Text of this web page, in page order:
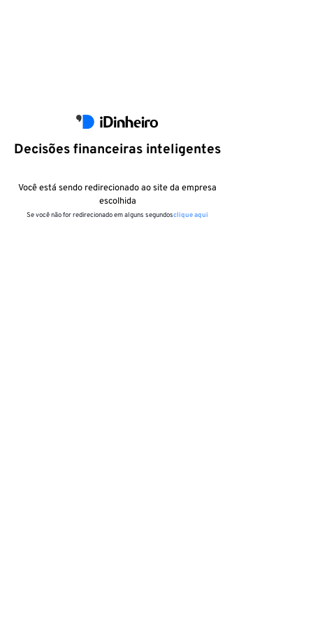
Decisões financeiras inteligentes
Você está sendo redirecionado ao site da empresa
escolhida
Se você não for redirecionado em alguns segundosclique aqui